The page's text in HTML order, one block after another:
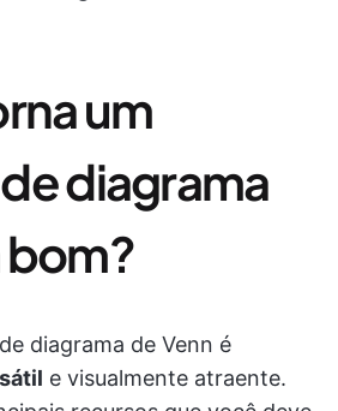
um
diagrama
bom?
diagrama de Venn é
e visualmente atraente.